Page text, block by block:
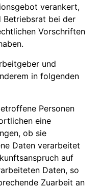
verankert,
Betriebsrat bei der
Vorschriften
und
in folgenden
Personen
eine
ob sie
Daten verarbeitet
auf
Daten, so
Zuarbeit an